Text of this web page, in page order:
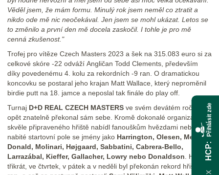
Věděl jsem, že mám formu. Minulý rok jsem neměl co ztratit a
nikdo ode mě nic neočekával. Jen jsem se mohl ukázat. Letos se
to změnilo a první den mě docela zaskočil. I tohle je pro mě
cenná zkušenost."
Trofej pro vítěze Czech Masters 2023 a šek na 315.083 euro si za
celkové skóre -22 odváží Angličan Todd Clements, především
díky povedenému 4. kolu za rekordních -9 ran. O dramatickou
koncovku se postaral jeho krajan Matt Wallace, který neproměnil
birdie putt na 18. jamce a neposlal tak finále do play off.
Turnaj D+D REAL CZECH MASTERS ve svém devátém ročníku
opět znatelně překonal sám sebe. Kromě dokonalé organizace a
skvěle připraveného hřiště nabídl fanouškům hvězdami nebývale
nabité startovní pole se jmény jako Harrington, Olesen, Meronk,
Donald, Molinari, Højgaard, Sabbatini, Cabrera-Bello,
Larrazábal, Kieffer, Gallacher, Lowry nebo Donaldson. Hned
třikrát, ve čtvrtek, v pátek a v neděli byl překonán rekord hřiště
X
HCP
Přihlásit zde